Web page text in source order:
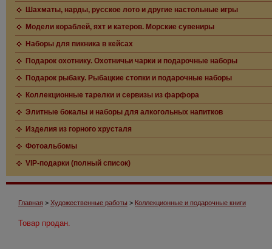
Шахматы, нарды, русское лото и другие настольные игры
Модели кораблей, яхт и катеров. Морские сувениры
Наборы для пикника в кейсах
Подарок охотнику. Охотничьи чарки и подарочные наборы
Подарок рыбаку. Рыбацкие стопки и подарочные наборы
Коллекционные тарелки и сервизы из фарфора
Элитные бокалы и наборы для алкогольных напитков
Изделия из горного хрусталя
Фотоальбомы
VIP-подарки (полный список)
Главная > Художественные работы > Коллекционные и подарочные книги
Товар продан.